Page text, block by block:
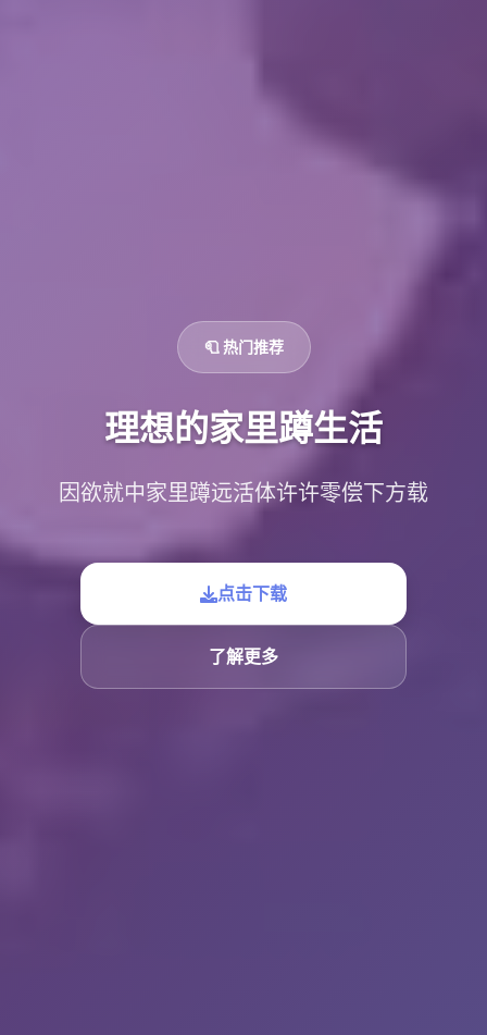
🧻 热门推荐
理想的家里蹲生活
因欲就中家里蹲远活体许许零偿下方载
点击下载
了解更多